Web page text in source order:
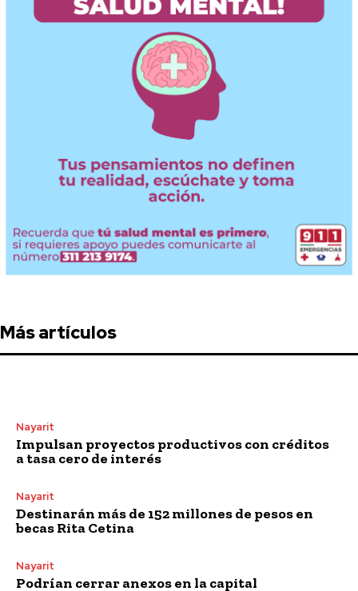
Más artículos
Nayarit
Impulsan proyectos productivos con créditos
a tasa cero de interés
Nayarit
Destinarán más de 152 millones de pesos en
becas Rita Cetina
Nayarit
Podrían cerrar anexos en la capital